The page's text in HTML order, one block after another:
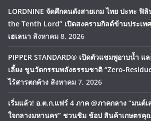
LORDNINE จัดศึกคนดังสายเกม ไทย ปะทะ ฟิ
the Tenth Lord” เปิดสงครามกิลด์ข้ามประเท
เฮเลนา สิงหาคม 8, 2026
PIPPER STANDARD® เปิดตัวแชมพูอาบน้ำ แ
เลี้ยง ชูนวัตกรรมพลังธรรมชาติ “Zero-
ไร้สารตกค้าง สิงหาคม 7, 2026
เริ่มแล้ว! อ.ต.ก.แฟร์ 4 ภาค @ภาคกลาง “มนต์
ใจกลางมหานคร” ชวนชิม ช้อป สินค้าเกษตรคุ